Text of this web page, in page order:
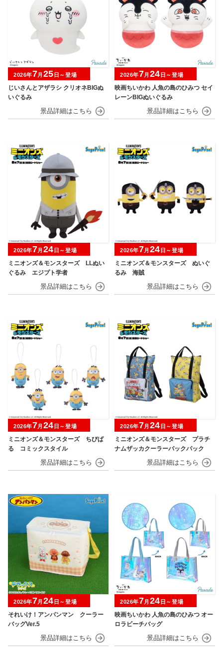
じいさんとアザラシ クリオネBIGぬ
いぐるみ
2026年7月 25 日～登場
映画ちいかわ 人魚の島のひみつ セイ
レーンBIGぬいぐるみ
2026年7月 24 日～登場
ミニオンズ＆モンスターズ LLぬい
ぐるみ エジプト学者
2026年7月 24 日～登場
ミニオンズ＆モンスターズ ぬいぐ
るみ 海賊
2026年7月 24 日～登場
ミニオンズ＆モンスターズ ちびぱ
る コミックスタイル
2026年7月 24 日～登場
ミニオンズ＆モンスターズ プラチ
ナムザッカクーラーバックパック
2026年7月 24 日～登場
それいけ！アンパンマン クーラー
バッグVer.5
2026年7月 24 日～登場
映画ちいかわ 人魚の島のひみつ オー
ロラビーチバッグ
2026年7月 24 日～登場